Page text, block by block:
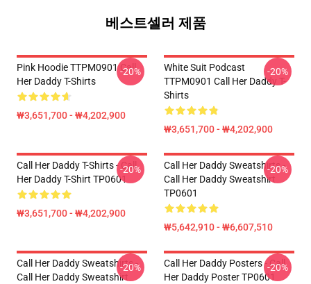
베스트셀러 제품
Pink Hoodie TTPM0901 Call
Her Daddy T-Shirts
₩3,651,700 - ₩4,202,900
-20%
White Suit Podcast
TTPM0901 Call Her Daddy T-
Shirts
₩3,651,700 - ₩4,202,900
-20%
Call Her Daddy T-Shirts - Call
Her Daddy T-Shirt TP0601
₩3,651,700 - ₩4,202,900
-20%
Call Her Daddy Sweatshirts -
Call Her Daddy Sweatshirt
TP0601
₩5,642,910 - ₩6,607,510
-20%
Call Her Daddy Sweatshirts -
Call Her Daddy Sweatshirt
-20%
Call Her Daddy Posters - Call
Her Daddy Poster TP0601
-20%